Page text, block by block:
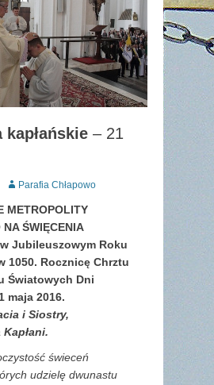
kapłańskie – 21
AuthorParafia Chłapowo
METROPOLITY
NA ŚWIĘCENIA
w Jubileuszowym Roku
1050. Rocznicę Chrztu
Światowych Dni
maja 2016.
i Siostry,
świeceń
udzielę dwunastu